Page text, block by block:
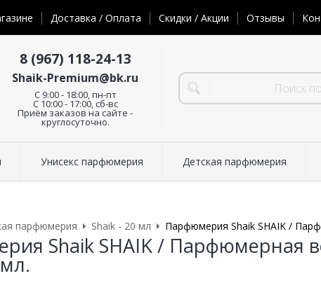
Доставка / Оплата Скидки / Акции Отзывы
8 (967) 118-24-13
Shaik-Premium@bk.ru
C 9:00 - 18:00, пн-пт
С 10:00 - 17:00, сб-вс
Приём заказов на сайте -
круглосуточно.
Унисекс парфюмерия Детская парфюмерия
парфюмерия Shaik - 20 мл Парфюмерия Shaik SHAIK /
Shaik SHAIK / Парфюмерная